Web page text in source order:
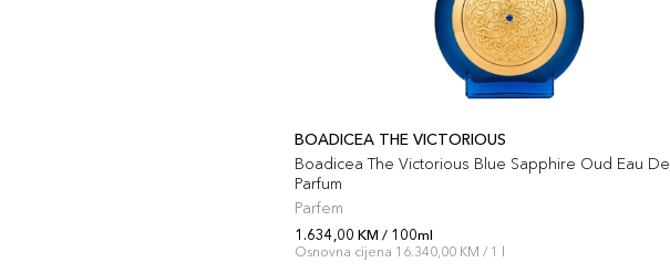
BOADICEA THE VICTORIOUS
Boadicea The Victorious Blue Sapphire Oud Eau De
Parfum
Parfem
1.634,00 KM / 100ml
Osnovna cijena 16.340,00 KM / 1 l